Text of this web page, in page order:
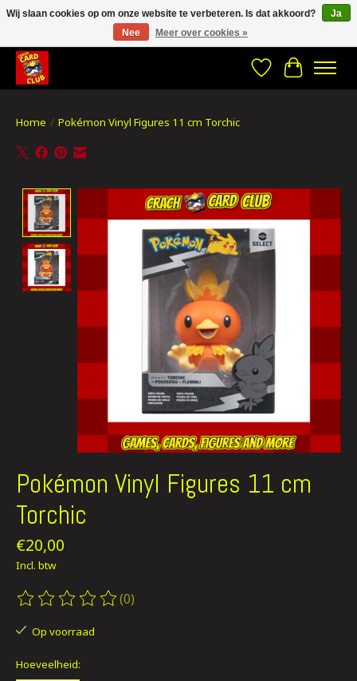
CRACH CARD CLUB , The best place to Geek out!
Verlanglijst
Home / Pokémon Vinyl Figures 11 cm Torchic
Product image slideshow Items
Pokémon Vinyl Figures 11 cm
Torchic
€20,00
Incl. btw
De beoordeling van dit product is
(0)
Op voorraad
Hoeveelheid:
Wij slaan cookies op om onze website te verbeteren. Is dat akkoord?
Ja
Nee
Meer over cookies »